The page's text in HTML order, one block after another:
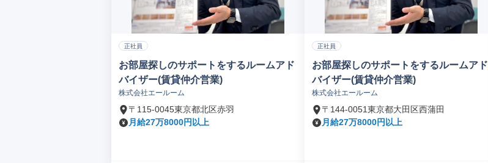
正社員
お部屋探しのサポートをするルームアド
バイザー(賃貸仲介営業)
株式会社エールーム
〒115-0045東京都北区赤羽
月給27万8000円以上
正社員
お部屋探しのサポートをするルームアド
バイザー(賃貸仲介営業)
株式会社エールーム
〒144-0051東京都大田区西蒲田
月給27万8000円以上